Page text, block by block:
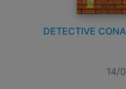
DETECTIVE
14/